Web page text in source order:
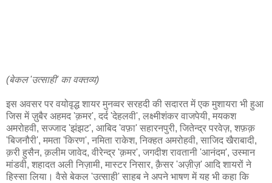
(बेकल 'उत्साही' का वक्तव्य)
इस अवसर पर वयोवृद्ध शायर मुनव्वर सरहदी की सदारत में एक मुशायरा भी हुआ
जिस में ज़ुबैर अहमद 'क़मर', दर्द 'देहलवी', लक्ष्मीशंकर वाजपेयी, मयकश
अमरोहवी, सज्जाद 'झंझट', आबिद 'वफ़ा' सहारनपुरी, जितेन्द्र परवेज़, शफ़क़
'बिजनौरी', ममता 'किरण', नमिता राकेश, निक्हत अमरोहवी, साजिद खैराबादी,
क़री हुसैन, क़लीम जावेद, वीरेन्द्र 'क़मर', जगदीश रावतानी 'आनंदम', उस्मान
मांडवी, शहादत अली निज़ामी, मास्टर निसार, क़ैसर 'अज़ीज़' आदि शायरों ने
हिस्सा लिया। वैसे बेकल 'उत्साही' साहब ने अपने भाषण में यह भी कहा कि